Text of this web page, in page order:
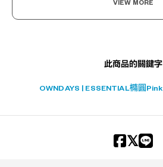
VIEW MORE
此商品的關鍵字
OWNDAYS | ESSENTIAL橢圓 Pink